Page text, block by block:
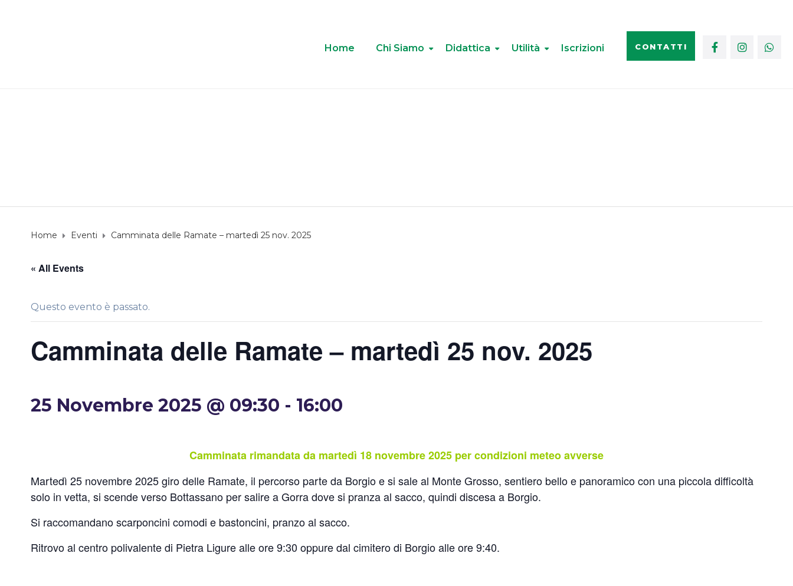
Home Chi Siamo Didattica Utilità Iscrizioni CONTATTI
Home Eventi Camminata delle Ramate – martedì 25 nov. 2025
« All Events
Questo evento è passato.
Camminata delle Ramate – martedì 25 nov. 2025
25 Novembre 2025 @ 09:30 - 16:00
Camminata rimandata da martedì 18 novembre 2025 per condizioni meteo avverse
Martedì 25 novembre 2025 giro delle Ramate, il percorso parte da Borgio e si sale al Monte Grosso, sentiero bello e panoramico con una piccola difficoltà
solo in vetta, si scende verso Bottassano per salire a Gorra dove si pranza al sacco, quindi discesa a Borgio.
Si raccomandano scarponcini comodi e bastoncini, pranzo al sacco.
Ritrovo al centro polivalente di Pietra Ligure alle ore 9:30 oppure dal cimitero di Borgio alle ore 9:40.